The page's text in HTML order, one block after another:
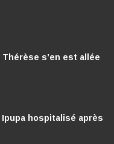
Thérèse s’en est allée
Ipupa hospitalisé après